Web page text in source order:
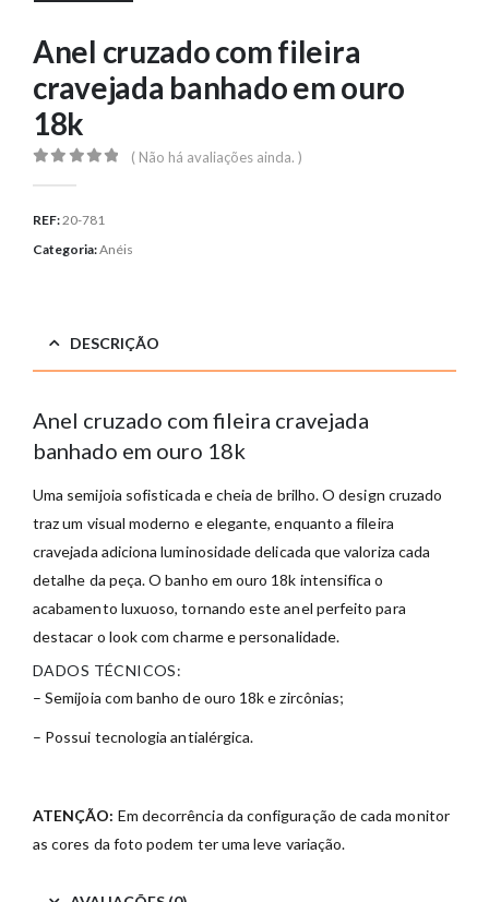
Anel cruzado com fileira
cravejada banhado em ouro
18k
( Não há avaliações ainda. )
REF:20-781
Categoria:Anéis
DESCRIÇÃO
Anel cruzado com fileira cravejada
banhado em ouro 18k
Uma semijoia sofisticada e cheia de brilho. O design cruzado
traz um visual moderno e elegante, enquanto a fileira
cravejada adiciona luminosidade delicada que valoriza cada
detalhe da peça. O banho em ouro 18k intensifica o
acabamento luxuoso, tornando este anel perfeito para
destacar o look com charme e personalidade.
DADOS TÉCNICOS:
– Semijoia com banho de ouro 18k e zircônias;
– Possui tecnologia antialérgica.
ATENÇÃO: Em decorrência da configuração de cada monitor
as cores da foto podem ter uma leve variação.